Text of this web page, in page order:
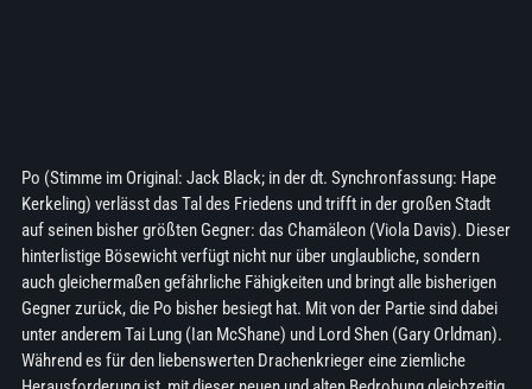
Po (Stimme im Original: Jack Black; in der dt. Synchronfassung: Hape
Kerkeling) verlässt das Tal des Friedens und trifft in der großen Stadt
auf seinen bisher größten Gegner: das Chamäleon (Viola Davis). Dieser
hinterlistige Bösewicht verfügt nicht nur über unglaubliche, sondern
auch gleichermaßen gefährliche Fähigkeiten und bringt alle bisherigen
Gegner zurück, die Po bisher besiegt hat. Mit von der Partie sind dabei
unter anderem Tai Lung (Ian McShane) und Lord Shen (Gary Orldman).
Während es für den liebenswerten Drachenkrieger eine ziemliche